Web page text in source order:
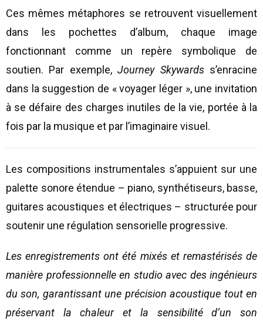
Ces mêmes métaphores se retrouvent visuellement
dans les pochettes d’album, chaque image
fonctionnant comme un repère symbolique de
soutien. Par exemple,Journey Skywardss’enracine
dans la suggestion de « voyager léger », une invitation
à se défaire des charges inutiles de la vie, portée à la
fois par la musique et par l’imaginaire visuel.
Les compositions instrumentales s’appuient sur une
palette sonore étendue – piano, synthétiseurs, basse,
guitares acoustiques et électriques – structurée pour
soutenir une régulation sensorielle progressive.
Les enregistrements ont été mixés et remastérisés de
manière professionnelle en studio avec des ingénieurs
du son, garantissant une précision acoustique tout en
préservant la chaleur et la sensibilité d’un son